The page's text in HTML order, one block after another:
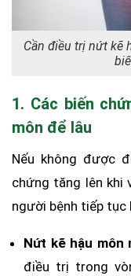
Cần điều trị nứt kẽ
1. Các biến
môn để lâu
Nếu không được
chứng tăng lên khi
người bệnh tiếp tục
Nứt kẽ hậu môn
điều trị trong